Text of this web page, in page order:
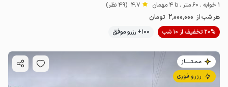
1 خوابه . 60 متر . تا 4 مهمان 4.7 (49 نظر)
هر شب از 2٬000٬000 تومان
20% تخفیف از 10 شب
100+ رزرو موفق
مـمـتــــــاز
رزرو فوری